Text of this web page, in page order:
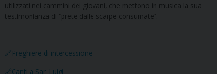
utilizzati nei cammini dei giovani, che mettono in musica la sua
testimonianza di “prete dalle scarpe consumate”.
🔗Preghiere di intercessione
🔗Canti a San Luigi